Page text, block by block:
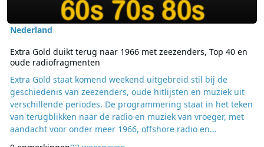
Nederland
Extra Gold duikt terug naar 1966 met zeezenders, Top 40 en
oude radiofragmenten
Extra Gold staat komend weekend uitgebreid stil bij de
geschiedenis van zeezenders, oude hitlijsten en muziek uit
verschillende periodes. De programmering staat in het teken
van terugblikken naar de radio en muziek van vroeger, met
aandacht voor onder meer 1966, offshore radio en